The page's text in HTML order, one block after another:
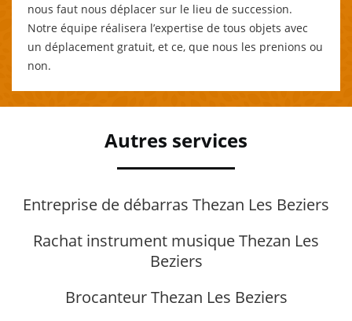
nous faut nous déplacer sur le lieu de succession.
Notre équipe réalisera l’expertise de tous objets avec
un déplacement gratuit, et ce, que nous les prenions ou
non.
Autres services
Entreprise de débarras Thezan Les Beziers
Rachat instrument musique Thezan Les
Beziers
Brocanteur Thezan Les Beziers